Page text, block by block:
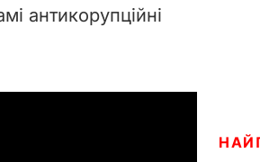
антикорупційні